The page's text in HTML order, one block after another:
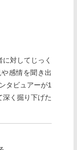
対してじっく
感情を聞き出
タビュアーが1
く掘り下げた